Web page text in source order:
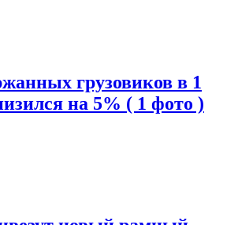
грузовиков в 1
на 5% ( 1 фото )